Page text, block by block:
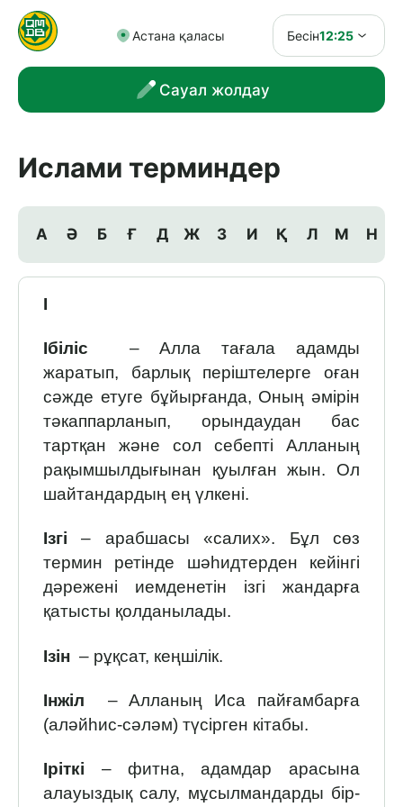
Астана қаласы Бесін12:25
Сауал жолдау
Ислами терминдер
А Ә Б Ғ Д Ж З И Қ Л М Н
І
Ібіліс – Алла тағала адамды
жаратып, барлық періштелерге оған
сәжде етуге бұйырғанда, Оның әмірін
тәкаппарланып, орындаудан бас
тартқан және сол себепті Алланың
рақымшылдығынан қуылған жын. Ол
шайтандар­дың ең үлкені.
Ізгі – арабшасы «салих». Бұл сөз
термин ретінде шәһидтерден кейінгі
дәрежені иемденетін ізгі жандарға
қатысты қолданылады.
Ізін – рұқсат, кеңшілік.
Інжіл – Алланың Иса пайғамбарға
(аләйһис-сәләм) түсірген кітабы.
Іріткі – фитна, адамдар арасына
алауыздық салу, мұсылмандарды бір-